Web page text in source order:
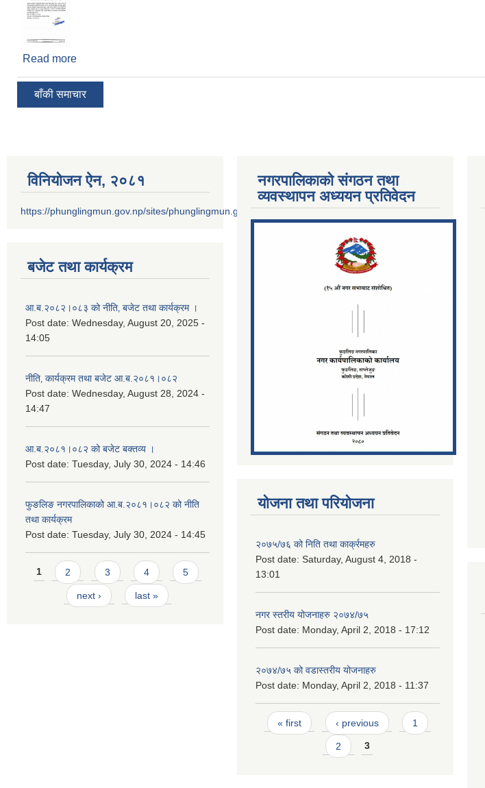
Read more
बाँकी समाचार
विनियोजन ऐन‚ २०८१
https://phunglingmun.gov.np/sites/phunglingmun.gov.np/files/documents/Al...
बजेट तथा कार्यक्रम
आ.ब.२०८२।०८३ को नीति‚ बजेट तथा कार्यक्रम ।
Post date: Wednesday, August 20, 2025 -
14:05
नीति‚ कार्यक्रम तथा बजेट आ.ब.२०८१।०८२
Post date: Wednesday, August 28, 2024 -
14:47
आ.ब.२०८१।०८२ को बजेट बक्तव्य ।
Post date: Tuesday, July 30, 2024 - 14:46
फुङलिङ नगरपालिकाको आ.ब.२०८१।०८२ को नीति
तथा कार्यक्रम
Post date: Tuesday, July 30, 2024 - 14:45
Pages
1 2 3 4 5
next › last »
नगरपालिकाको संगठन तथा
व्यवस्थापन अध्ययन प्रतिवेदन
योजना तथा परियोजना
२०७५/७६ को निति तथा कार्क्रमहरु
Post date: Saturday, August 4, 2018 -
13:01
नगर स्तरीय योजनाहरु २०७४/७५
Post date: Monday, April 2, 2018 - 17:12
२०७४/७५ को वडास्तरीय योजनाहरु
Post date: Monday, April 2, 2018 - 11:37
Pages
« first ‹ previous 1
2 3